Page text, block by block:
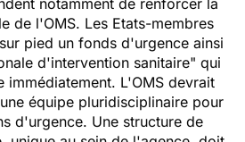
de l'OMS. Les Etats-membres
pied un fonds d'urgence ainsi
d'intervention sanitaire" qui
immédiatement. L'OMS devrait
équipe pluridisciplinaire pour
d'urgence. Une structure de